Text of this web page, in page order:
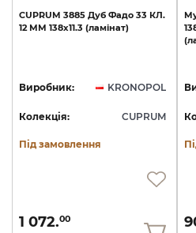
CUPRUM 3885 Дуб Фадо 33 КЛ.
12 ММ 138х11.3 (ламінат)
Виробник: KRONOPOL
Колекція: CUPRUM
Під замовлення
1 072.00